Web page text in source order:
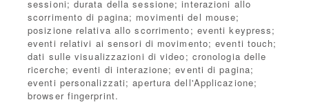
sessioni; durata della sessione; interazioni allo
scorrimento di pagina; movimenti del mouse;
posizione relativa allo scorrimento; eventi keypress;
eventi relativi ai sensori di movimento; eventi touch;
dati sulle visualizzazioni di video; cronologia delle
ricerche; eventi di interazione; eventi di pagina;
eventi personalizzati; apertura dell'Applicazione;
browser fingerprint.